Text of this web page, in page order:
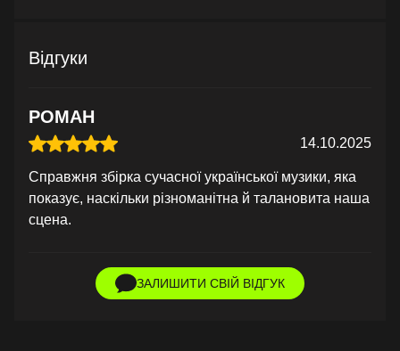
Відгуки
РОМАН
14.10.2025
Справжня збірка сучасної української музики, яка
показує, наскільки різноманітна й талановита наша
сцена.
ЗАЛИШИТИ СВІЙ ВІДГУК